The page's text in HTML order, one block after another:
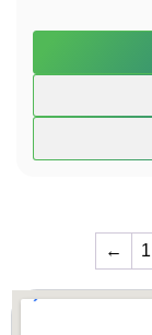
← 1